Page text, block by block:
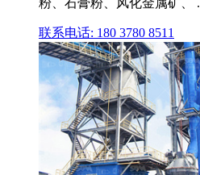
粉、石膏粉、风化金属矿、 .
联系电话: 180 3780 8511